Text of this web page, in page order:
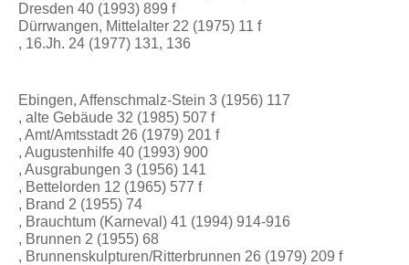
Dresden 40 (1993) 899 f
Dürrwangen, Mittelalter 22 (1975) 11 f
, 16.Jh. 24 (1977) 131, 136
Ebingen, Affenschmalz-Stein 3 (1956) 117
, alte Gebäude 32 (1985) 507 f
, Amt/Amtsstadt 26 (1979) 201 f
, Augustenhilfe 40 (1993) 900
, Ausgrabungen 3 (1956) 141
, Bettelorden 12 (1965) 577 f
, Brand 2 (1955) 74
, Brauchtum (Karneval) 41 (1994) 914-916
, Brunnen 2 (1955) 68
, Brunnenskulpturen/Ritterbrunnen 26 (1979) 209 f